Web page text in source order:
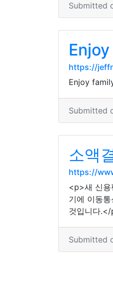
Submitted
https://
Enjoy
Submitted
소액
https://
<p>새 신용
기에 이동
것입니다.</
Submitted